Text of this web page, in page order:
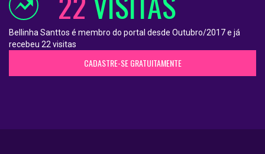
Bellinha Santtos é membro do portal desde Outubro/2017 e já
recebeu 22 visitas
CADASTRE-SE GRATUITAMENTE